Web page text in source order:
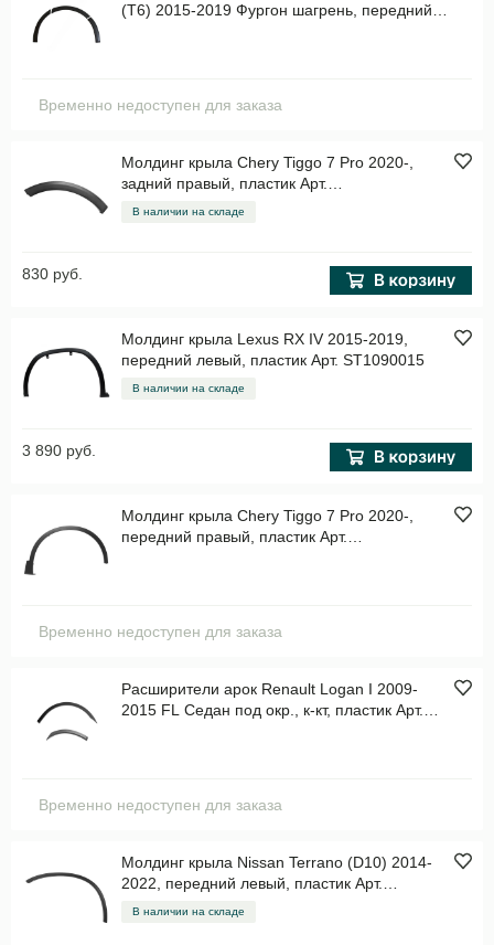
(T6) 2015-2019 Фургон шагрень, передний
Временно недоступен для заказа
Молдинг крыла Chery Tiggo 7 Pro 2020-,
задний правый, пластик Арт.
STCHTG7PRO064M1
В наличии на складе
830 руб.
Молдинг крыла Lexus RX IV 2015-2019,
передний левый, пластик Арт. ST1090015
В наличии на складе
3 890 руб.
Молдинг крыла Chery Tiggo 7 Pro 2020-,
передний правый, пластик Арт.
Временно недоступен для заказа
Расширители арок Renault Logan I 2009-
2015 FL Седан под окр., к-кт, пластик Арт.
Временно недоступен для заказа
Молдинг крыла Nissan Terrano (D10) 2014-
2022, передний левый, пластик Арт.
STNSD1016M2
В наличии на складе